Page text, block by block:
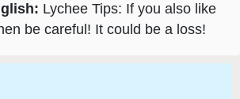
Lychee Tips: If you also like
be careful! It could be a loss!